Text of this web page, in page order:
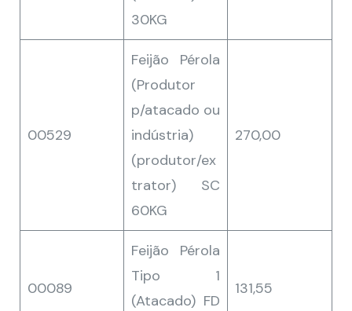
30KG
00529
Feijão Pérola
(Produtor
p/atacado ou
indústria)
(produtor/ex
trator) SC
60KG
270,00
00089
Feijão Pérola
Tipo 1
(Atacado) FD
131,55